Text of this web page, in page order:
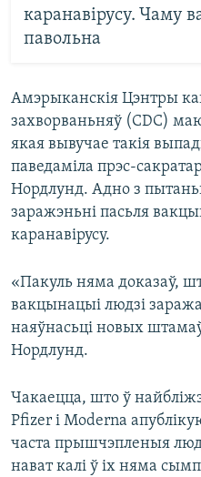
каранавірусу. Чаму
павольна
Амэрыканскія Цэнтры
захворваньняў (CDC)
якая вывучае такія
паведаміла прэс-
Нордлунд. Адно з
заражэньні пасьля
каранавірусу.
«Пакуль няма доказаў,
вакцынацыі людзі
наяўнасьці новых
Нордлунд.
Чакаецца, што ў
Pfizer і Moderna
часта прышчэпленыя
нават калі ў іх няма